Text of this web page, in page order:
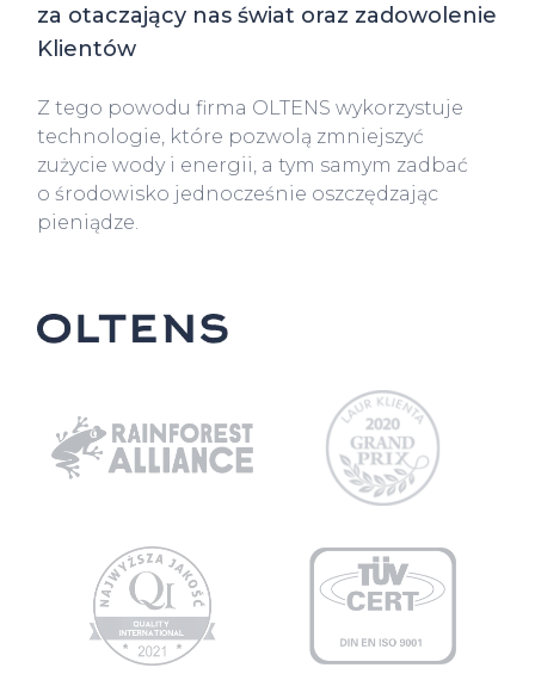
za otaczający nas świat oraz zadowolenie
Klientów
Z tego powodu firma OLTENS wykorzystuje
technologie, które pozwolą zmniejszyć
zużycie wody i energii, a tym samym zadbać
o środowisko jednocześnie oszczędzając
pieniądze.